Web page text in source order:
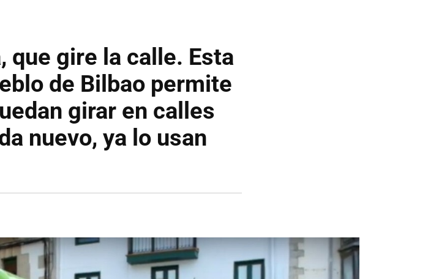
que gire la calle. Esta
de Bilbao permite
girar en calles
nuevo, ya lo usan